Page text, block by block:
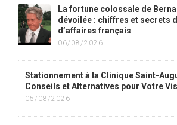
La fortune colossale de
dévoilée : chiffres et secrets
d’affaires français
06/08/2026
Stationnement à la Clinique Saint-
Conseils et Alternatives pour Votre
05/08/2026